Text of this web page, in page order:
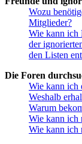
Wozu
Mitglieder?
Wie kann ich
der
den Listen
Die Foren
Wie kann ich
Weshalb
Warum
Wie kann ich
Wie kann ich